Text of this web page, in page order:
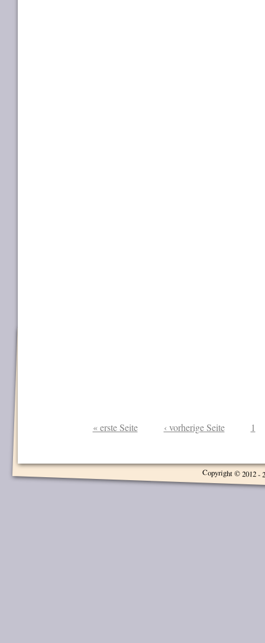
Seiten
« erste Seite ‹ vorherige Seite 1
Copyright © 2012 -